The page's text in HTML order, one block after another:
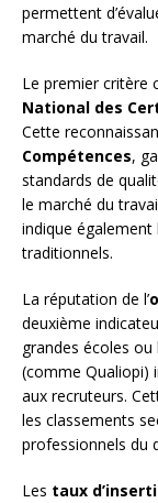
permettent
marché du travail.
Le premier critère
National des
Cette
Compétences,
standards de
le marché du
indique également
traditionnels.
La réputation de l’
deuxième
grandes écoles
(comme Qualiopi)
aux recruteurs.
les classements
professionnels du
Les taux